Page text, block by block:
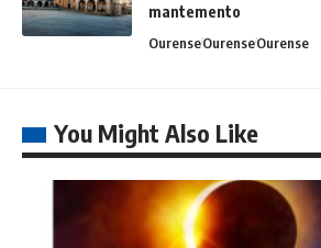
mantemento
OurenseOurenseOurense
You Might Also Like